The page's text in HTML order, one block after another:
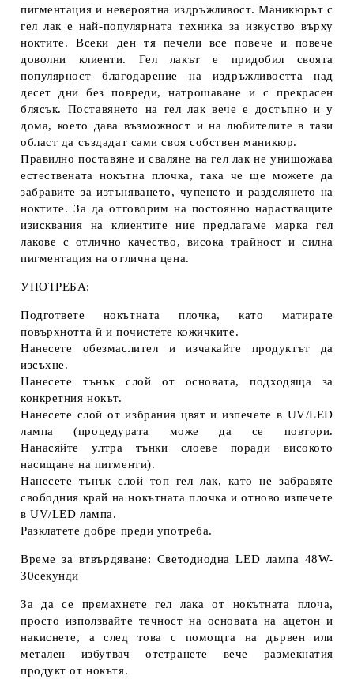
пигментация и невероятна издръжливост. Маникюрът с
гел лак е най-популярната техника за изкуство върху
ноктите. Всеки ден тя печели все повече и повече
доволни клиенти. Гел лакът е придобил своята
популярност благодарение на издръжливостта над
десет дни без повреди, натрошаване и с прекрасен
блясък. Поставянето на гел лак вече е достъпно и у
дома, което дава възможност и на любителите в тази
област да създадат сами своя собствен маникюр.
Правилно поставяне и сваляне на гел лак не унищожава
естествената нокътна плочка, така че ще можете да
забравите за изтъняването, чупенето и разделянето на
ноктите. За да отговорим на постоянно нарастващите
изисквания на клиентите ние предлагаме марка гел
лакове с отлично качество, висока трайност и силна
пигментация на отлична цена.
УПОТРЕБА:
Подгответе нокътната плочка, като матирате
повърхнотта й и почистете кожичките.
Нанесете обезмаслител и изчакайте продуктът да
изсъхне.
Нанесете тънък слой от основата, подходяща за
конкретния нокът.
Нанесете слой от избрания цвят и изпечете в UV/LED
лампа (процедурата може да се повтори.
Нанасяйте ултра тънки слоеве поради високото
насищане на пигменти).
Нанесете тънък слой топ гел лак, като не забравяте
свободния край на нокътната плочка и отново изпечете
в UV/LED лампа.
Разклатете добре преди употреба.
Време за втвърдяване: Светодиодна LED лампа 48W-
30секунди
За да се премахнете гел лака от нокътната плоча,
просто използвайте течност на основата на ацетон и
накиснете, а след това с помощта на дървен или
метален избутвач отстранете вече размекнатия
продукт от нокътя.